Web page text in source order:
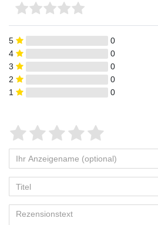
5
0
4
0
3
0
2
0
1
0